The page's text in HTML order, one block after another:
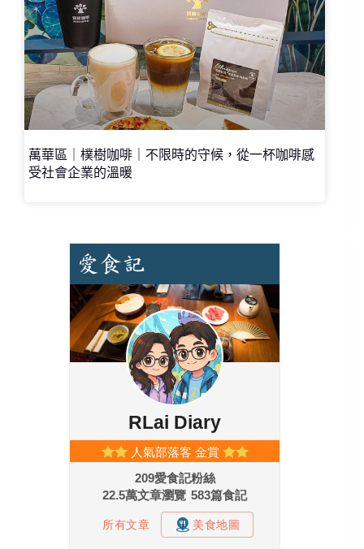
萬華區｜樸樹咖啡｜不限時的守候，從一杯咖啡感
受社會企業的溫暖